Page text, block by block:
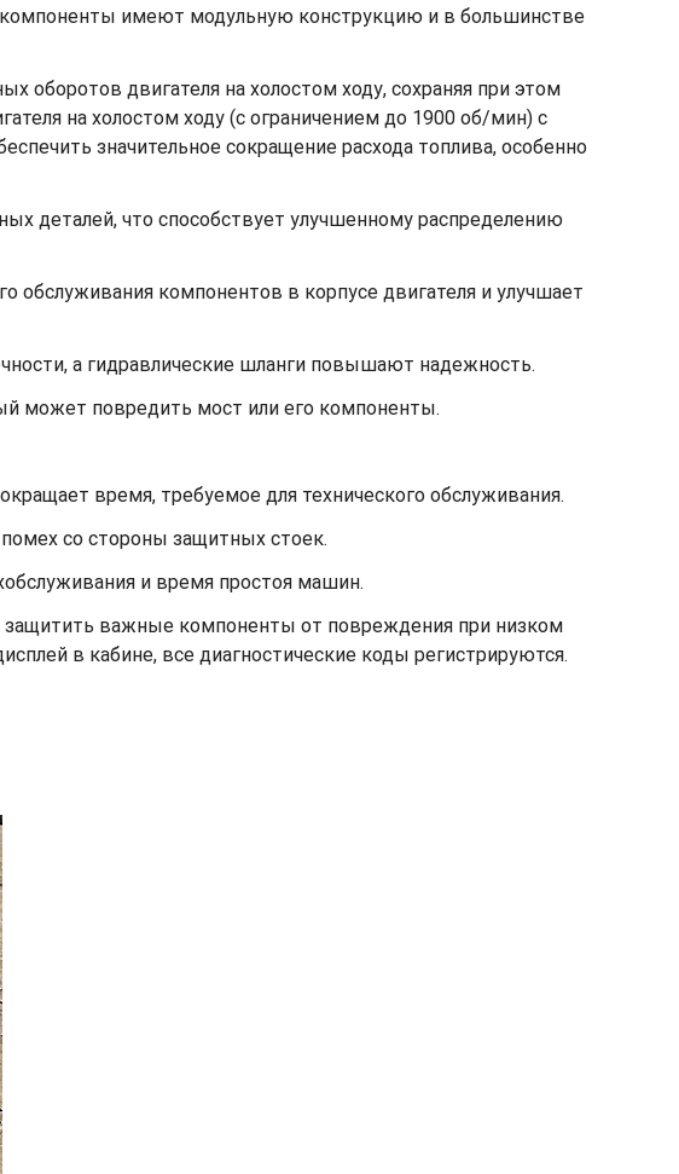
компоненты имеют модульную конструкцию и в большинстве
двигателя на холостом ходу, сохраняя при этом
на холостом ходу (с ограничением до 1900 об/мин) с
значительное сокращение расхода топлива, особенно
деталей, что способствует улучшенному распределению
обслуживания компонентов в корпусе двигателя и улучшает
а гидравлические шланги повышают надежность.
может повредить мост или его компоненты.
время, требуемое для технического обслуживания.
со стороны защитных стоек.
и время простоя машин.
защитить важные компоненты от повреждения при низком
в кабине, все диагностические коды регистрируются.